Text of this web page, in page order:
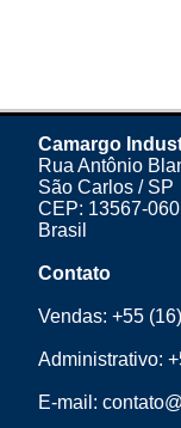
Camargo
Rua Antônio
São Carlos / SP
CEP: 13567-060
Brasil
Contato
Vendas: +55
Administrativo:
E-mail: